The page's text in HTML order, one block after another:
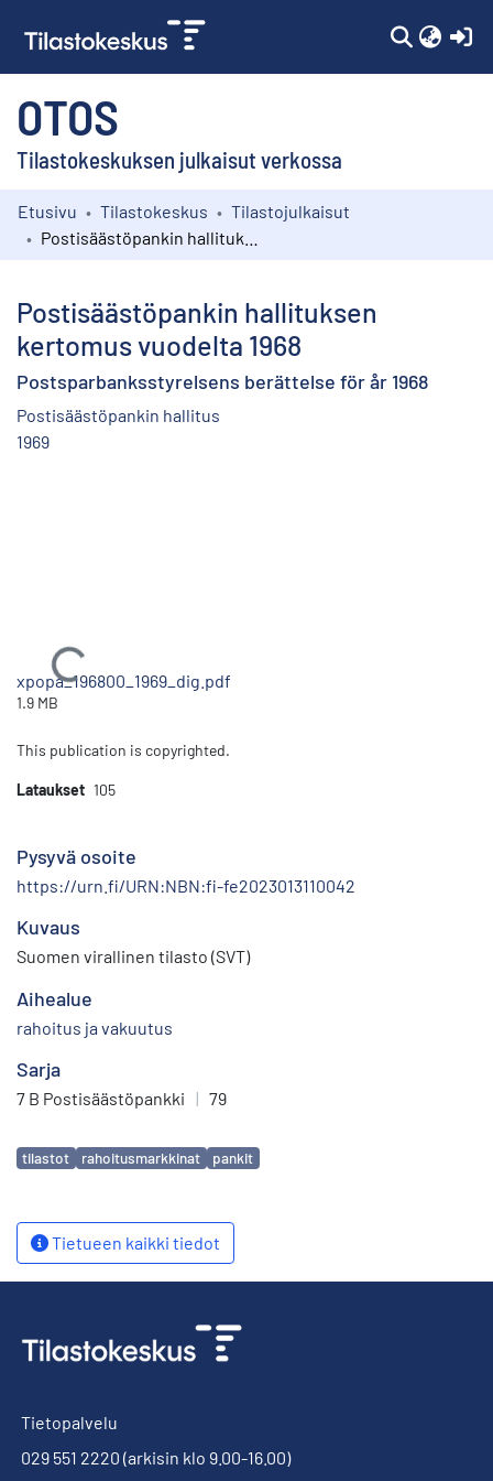
OTOS
Tilastokeskuksen julkaisut verkossa
Kokoelmat
Etusivu Tilastokeskus
Tilastojulkaisut
Postisäästöpankin hallituksen
kertomus vuodelta 1968
Postsparbanksstyrelsens berättelse för år 1968
Postisäästöpankin hallitus
1969
Ladataan...
xpopa_196800_1969_dig.pdf
1.9 MB
This publication is copyrighted.
Lataukset 105
Pysyvä osoite
https://urn.fi/URN:NBN:fi-fe2023013110042
Kuvaus
Suomen virallinen tilasto (SVT)
Aihealue
rahoitus ja vakuutus
Sarja
7 B Postisäästöpankki | 79
Avainsanat
tilastot rahoitusmarkkinat pankit
Tietueen kaikki tiedot
Tietopalvelu
029 551 2220 (arkisin klo 9.00-16.00)